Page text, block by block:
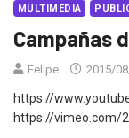
MULTIMEDIA
Campañas
Felipe 2015/
https://
https://vimeo.com/